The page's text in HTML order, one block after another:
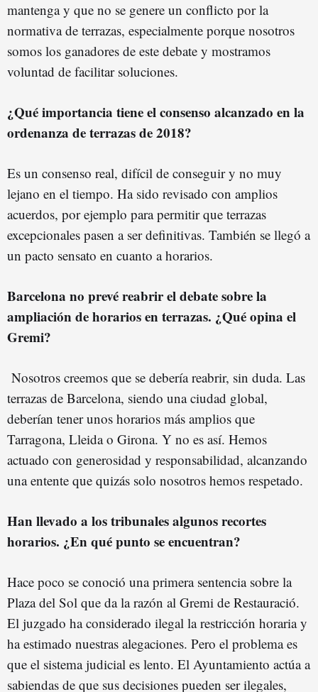
mantenga y que no se genere un conflicto por la
normativa de terrazas, especialmente porque nosotros
somos los ganadores de este debate y mostramos
voluntad de facilitar soluciones.
¿Qué importancia tiene el consenso alcanzado en la
ordenanza de terrazas de 2018?
Es un consenso real, difícil de conseguir y no muy
lejano en el tiempo. Ha sido revisado con amplios
acuerdos, por ejemplo para permitir que terrazas
excepcionales pasen a ser definitivas. También se llegó a
un pacto sensato en cuanto a horarios.
Barcelona no prevé reabrir el debate sobre la
ampliación de horarios en terrazas. ¿Qué opina el
Gremi?
Nosotros creemos que se debería reabrir, sin duda. Las
terrazas de Barcelona, siendo una ciudad global,
deberían tener unos horarios más amplios que
Tarragona, Lleida o Girona. Y no es así. Hemos
actuado con generosidad y responsabilidad, alcanzando
una entente que quizás solo nosotros hemos respetado.
Han llevado a los tribunales algunos recortes
horarios. ¿En qué punto se encuentran?
Hace poco se conoció una primera sentencia sobre la
Plaza del Sol que da la razón al Gremi de Restauració.
El juzgado ha considerado ilegal la restricción horaria y
ha estimado nuestras alegaciones. Pero el problema es
que el sistema judicial es lento. El Ayuntamiento actúa a
sabiendas de que sus decisiones pueden ser ilegales,